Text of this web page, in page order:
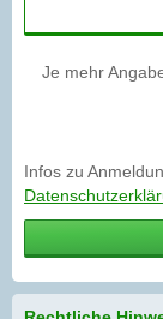
Je mehr
Infos zu